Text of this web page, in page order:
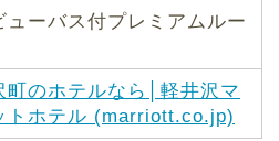
ューバス付プレミアムルー
町のホテルなら│軽井沢マ
トホテル (marriott.co.jp)